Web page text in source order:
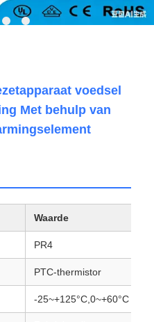
voedsel
Met behulp van
Waarde
PR4
PTC-thermistor
-25~+125°C,0~+60°C